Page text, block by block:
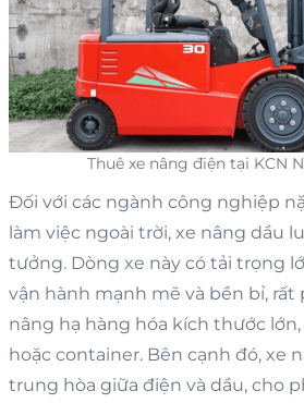
Thuê xe nâng điện tại KCN
Đối với các ngành công nghiệp
làm việc ngoài trời, xe nâng dầu
tưởng. Dòng xe này có tải trọng
vận hành mạnh mẽ và bền bỉ, rất
nâng hạ hàng hóa kích thước
hoặc container. Bên cạnh đó, xe
trung hòa giữa điện và dầu, cho